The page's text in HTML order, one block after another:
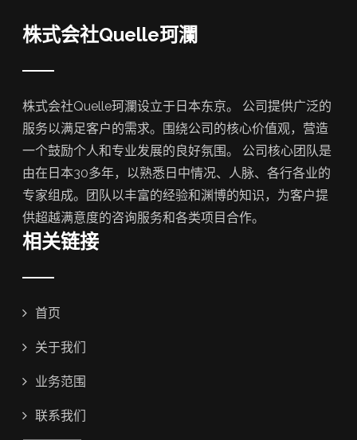
株式会社Quelle珂瀾
株式会社Quelle珂瀾设立于日本东京。 公司提供广泛的
服务以满足客户的需求。围绕公司的核心价值观，营造
一个鼓励个人和专业发展的良好氛围。 公司核心团队是
由在日本30多年，以熟悉日中情况、人脉、各行各业的
专家组成。团队以丰富的经验和渊博的知识，为客户提
供超越满意度的咨询服务和各类项目合作。
相关链接
首页
关于我们
业务范围
联系我们